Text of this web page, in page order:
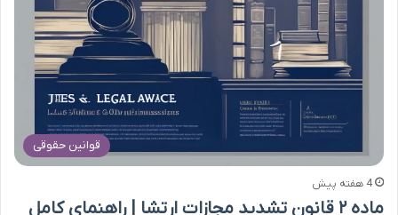
قوانین حقوقی
4 هفته پیش
ماده ۲ قانون تشدید مجازات ارتشا | راهنمای کامل